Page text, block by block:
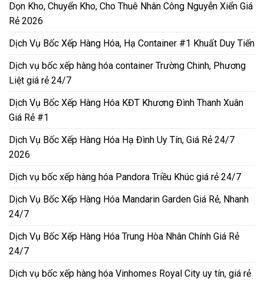
Dọn Kho, Chuyển Kho, Cho Thuê Nhân Công Nguyễn Xiển Giá
Rẻ 2026
Dịch Vụ Bốc Xếp Hàng Hóa, Hạ Container #1 Khuất Duy Tiến
Dịch vụ bốc xếp hàng hóa container Trường Chinh, Phương
Liệt giá rẻ 24/7
Dịch Vụ Bốc Xếp Hàng Hóa KĐT Khương Đình Thanh Xuân
Giá Rẻ #1
Dịch Vụ Bốc Xếp Hàng Hóa Hạ Đình Uy Tín, Giá Rẻ 24/7
2026
Dịch vụ bốc xếp hàng hóa Pandora Triều Khúc giá rẻ 24/7
Dịch Vụ Bốc Xếp Hàng Hóa Mandarin Garden Giá Rẻ, Nhanh
24/7
Dịch Vụ Bốc Xếp Hàng Hóa Trung Hòa Nhân Chính Giá Rẻ
24/7
Dịch vụ bốc xếp hàng hóa Vinhomes Royal City uy tín, giá rẻ